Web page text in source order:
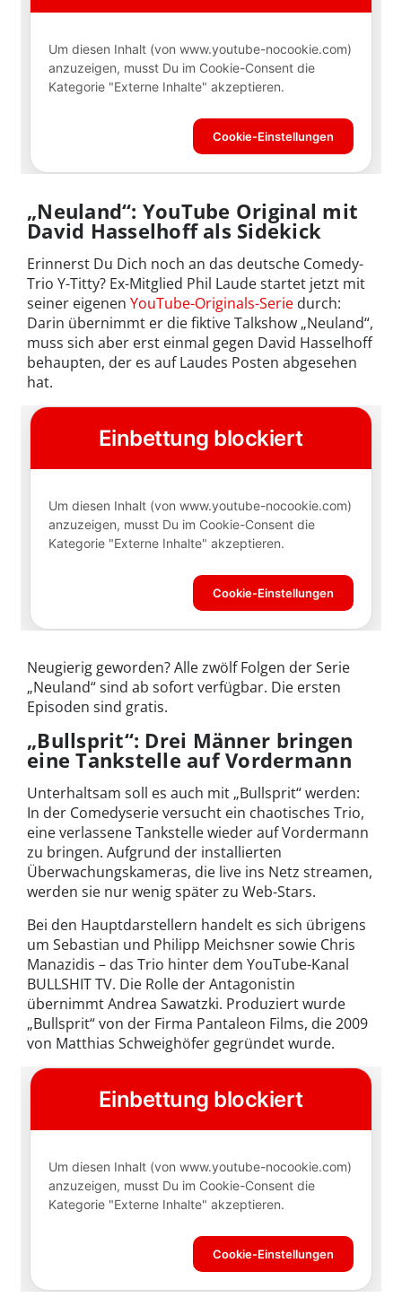
„Neuland“: YouTube Original mit
David Hasselhoff als Sidekick
Erinnerst Du Dich noch an das deutsche Comedy-
Trio Y-Titty? Ex-Mitglied Phil Laude startet jetzt mit
seiner eigenen YouTube-Originals-Serie durch:
Darin übernimmt er die fiktive Talkshow „Neuland“,
muss sich aber erst einmal gegen David Hasselhoff
behaupten, der es auf Laudes Posten abgesehen
hat.
Neugierig geworden? Alle zwölf Folgen der Serie
„Neuland“ sind ab sofort verfügbar. Die ersten
Episoden sind gratis.
„Bullsprit“: Drei Männer bringen
eine Tankstelle auf Vordermann
Unterhaltsam soll es auch mit „Bullsprit“ werden:
In der Comedyserie versucht ein chaotisches Trio,
eine verlassene Tankstelle wieder auf Vordermann
zu bringen. Aufgrund der installierten
Überwachungskameras, die live ins Netz streamen,
werden sie nur wenig später zu Web-Stars.
Bei den Hauptdarstellern handelt es sich übrigens
um Sebastian und Philipp Meichsner sowie Chris
Manazidis – das Trio hinter dem YouTube-Kanal
BULLSHIT TV. Die Rolle der Antagonistin
übernimmt Andrea Sawatzki. Produziert wurde
„Bullsprit“ von der Firma Pantaleon Films, die 2009
von Matthias Schweighöfer gegründet wurde.